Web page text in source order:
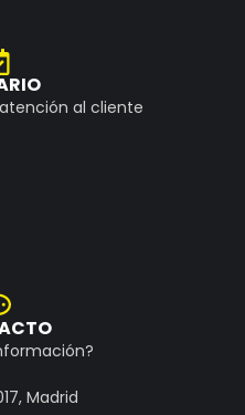
al cliente
Madrid